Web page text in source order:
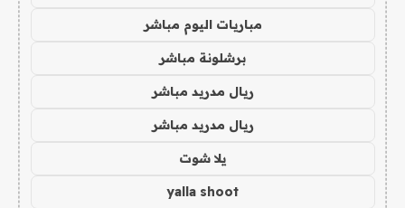
مباريات اليوم مباشر
برشلونة مباشر
ريال مدريد مباشر
ريال مدريد مباشر
يلا شوت
yalla shoot